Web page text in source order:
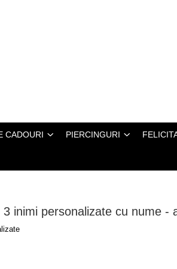
CADOURI PIERCINGURI
3 inimi personalizate cu nume -